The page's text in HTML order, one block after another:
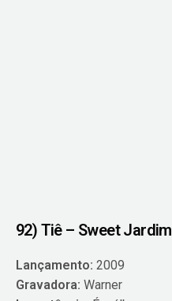
92) Tiê – Sweet Jardim
Lançamento: 2009
Gravadora: Warner